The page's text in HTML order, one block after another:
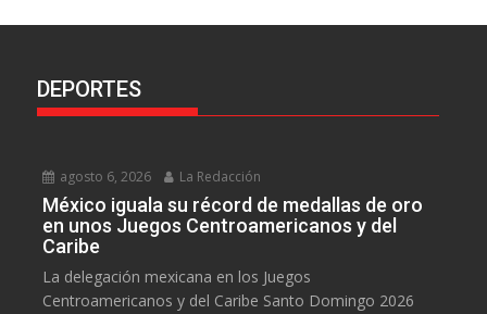
DEPORTES
agosto 6, 2026 La Redacción
México iguala su récord de medallas de oro
en unos Juegos Centroamericanos y del
Caribe
La delegación mexicana en los Juegos
Centroamericanos y del Caribe Santo Domingo 2026